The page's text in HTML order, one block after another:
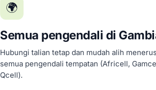
🌍
Semua pengendali di
Hubungi talian tetap dan mudah alih
semua pengendali tempatan (Africell,
Qcell).